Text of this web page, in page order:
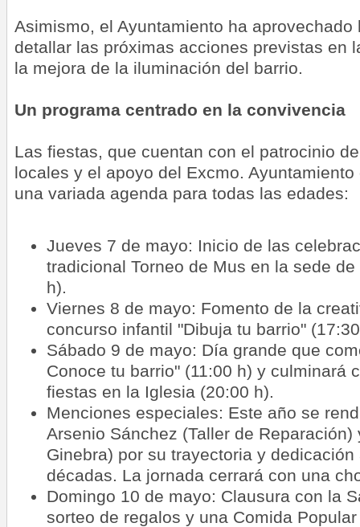
Asimismo, el Ayuntamiento ha aprovechado
detallar las próximas acciones previstas en
la mejora de la iluminación del barrio.
Un programa centrado en la convivencia
Las fiestas, que cuentan con el patrocinio
locales y el apoyo del Excmo.
una variada agenda para todas las edades:
Jueves 7 de mayo: Inicio de las
tradicional Torneo de Mus en la sede
h).
Viernes 8 de mayo: Fomento de la
concurso infantil "Dibuja tu barrio"
Sábado 9 de mayo: Día grande que
Conoce tu barrio" (11:00 h) y culminará
fiestas en la Iglesia (20:00 h).
Menciones especiales: Este año se
Arsenio Sánchez (Taller de Reparación)
Ginebra) por su trayectoria y
décadas. La jornada cerrará con una
Domingo 10 de mayo: Clausura con la
sorteo de regalos y una Comida